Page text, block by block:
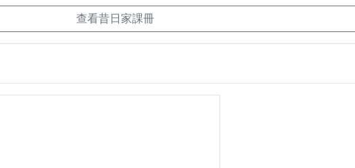
查看昔日家課冊